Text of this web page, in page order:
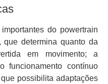
do powertrain
que determina quanto da
em movimento; a
funcionamento contínuo
possibilita adaptações